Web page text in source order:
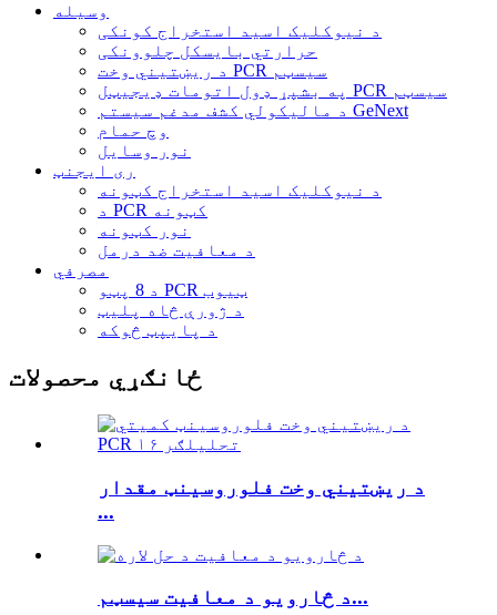
وسیله
د نیوکلیک اسید استخراج کونکی
حرارتي بایسکل چلوونکی
د ریښتیني وخت PCR سیسټم
په بشپړ ډول اتومات ډیجیټل PCR سیسټم
د مالیکولي کشف مدغم سیستم GeNext
وچ حمام
نور وسایل
ری ایجنټ
د نیوکلیک اسید استخراج کټونه
د PCR کټونه
نور کټونه
د معافیت ضد درمل
مصرفي
د 8 پټو PCR ټیوب
د ژورې څاه پلیټ
د پایپټ څوکه
ځانګړي محصولات
د ریښتیني وخت فلوروسینټ مقدار
...
د څارویو د معافیت سیسټم...